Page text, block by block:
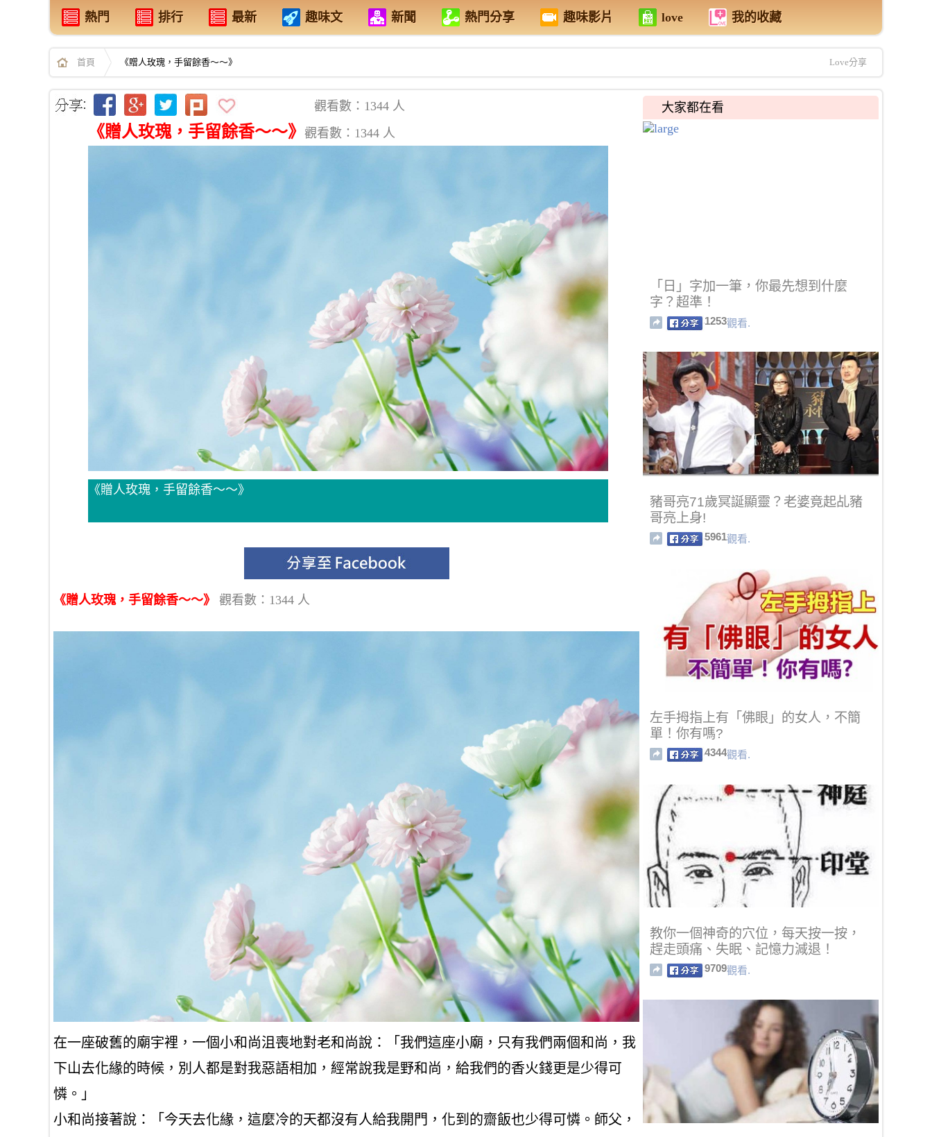
熱門 排行 最新 趣味文 新聞 熱門分享 趣味影片 love 我的收藏
首頁 《贈人玫瑰，手留餘香～～》 Love分享
觀看數：1344 人
《贈人玫瑰，手留餘香～～》 觀看數：1344 人
《贈人玫瑰，手留餘香～～》
《贈人玫瑰，手留餘香～～》 觀看數：1344 人
在一座破舊的廟宇裡，一個小和尚沮喪地對老和尚說：「我們這座小廟，只有我們兩個和尚，我
下山去化緣的時候，別人都是對我惡語相加，經常說我是野和尚，給我們的香火錢更是少得可
憐。」
小和尚接著說：「今天去化緣，這麼冷的天都沒有人給我開門，化到的齋飯也少得可憐。師父，
大家都在看
「日」字加一筆，你最先想到什麼
字？超準！
1253觀看.
豬哥亮71歲冥誕顯靈？老婆竟起乩豬
哥亮上身!
5961觀看.
左手拇指上有「佛眼」的女人，不簡
單！你有嗎?
4344觀看.
教你一個神奇的穴位，每天按一按，
趕走頭痛、失眠、記憶力減退！
9709觀看.